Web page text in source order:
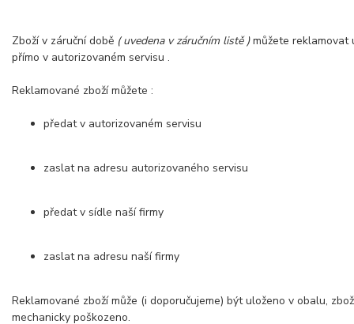
Zboží v záruční době ( uvedena v záručním listě )můžete reklamovat
přímo v autorizovaném servisu .
Reklamované zboží můžete :
předat v autorizovaném servisu
zaslat na adresu autorizovaného servisu
předat v sídle naší firmy
zaslat na adresu naší firmy
Reklamované zboží může (i doporučujeme) být uloženo v obalu,
mechanicky poškozeno.